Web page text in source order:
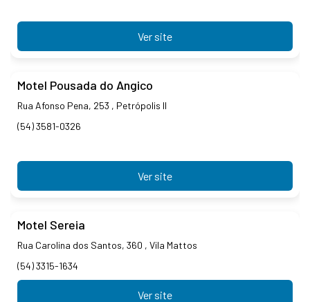
Ver site
Motel Pousada do Angico
Rua Afonso Pena, 253 , Petrópolis II
(54) 3581-0326
Ver site
Motel Sereia
Rua Carolina dos Santos, 360 , Vila Mattos
(54) 3315-1634
Ver site